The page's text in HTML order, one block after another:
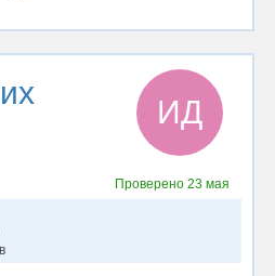
ИД
Проверено 23 мая